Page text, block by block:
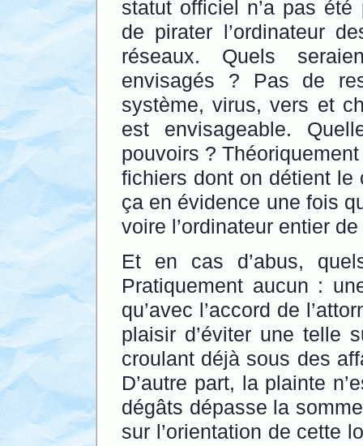
statut officiel n’a pas
de pirater l’ordinateur
réseaux. Quels
envisagés ? Pas de
système, virus, vers et
est envisageable.
pouvoirs ?
fichiers dont on détient
ça en évidence une fois
voire l’ordinateur entier
Et en cas d’abus,
Pratiquement aucun :
qu’avec l’accord de
plaisir d’éviter une telle
croulant déjà sous des
D’autre part, la plainte
dégâts dépasse la
sur l’orientation de cette